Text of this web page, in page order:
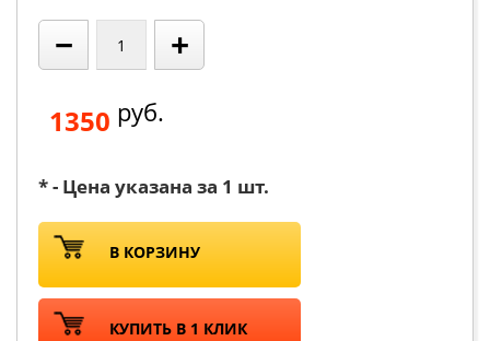
− +
1350 руб.
* - Цена указана за 1 шт.
В КОРЗИНУ
КУПИТЬ В 1 КЛИК